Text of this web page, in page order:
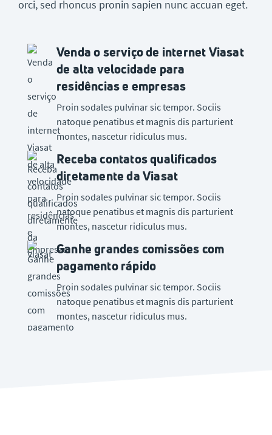
orci, sed rhoncus pronin sapien nunc accuan eget.
Venda o serviço de internet Viasat
de alta velocidade para
residências e empresas
Proin sodales pulvinar sic tempor. Sociis
natoque penatibus et magnis dis parturient
montes, nascetur ridiculus mus.
Receba contatos qualificados
diretamente da Viasat
Proin sodales pulvinar sic tempor. Sociis
natoque penatibus et magnis dis parturient
montes, nascetur ridiculus mus.
Ganhe grandes comissões com
pagamento rápido
Proin sodales pulvinar sic tempor. Sociis
natoque penatibus et magnis dis parturient
montes, nascetur ridiculus mus.